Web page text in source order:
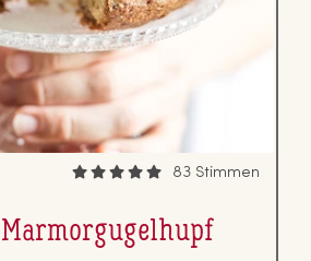
83 Stimmen
Mar­mor­gu­gel­hupf